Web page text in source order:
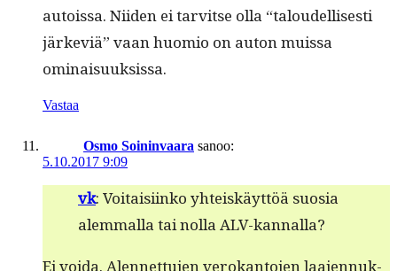
autois­sa. Niiden ei tarvitse olla “taloudel­lis­es­ti
järke­viä” vaan huomio on auton muis­sa
ominaisuuksissa.
Vastaa
Osmo Soininvaara sanoo:
5.10.2017 9:09
vk: Voitaisi­inko yhteiskäyt­töä suosia
alem­mal­la tai nol­la ALV-kannalla?
Ei voi­da. Alen­net­tu­jen verokan­to­jen laa­jen­nuk­